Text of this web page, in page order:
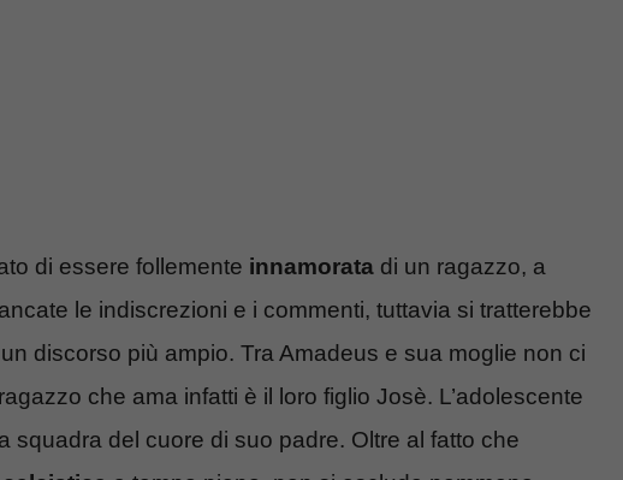
di essere follemente innamorata di un ragazzo, a
le indiscrezioni e i commenti, tuttavia si tratterebbe
discorso più ampio. Tra Amadeus e sua moglie non ci
che ama infatti è il loro figlio Josè. L’adolescente
squadra del cuore di suo padre. Oltre al fatto che